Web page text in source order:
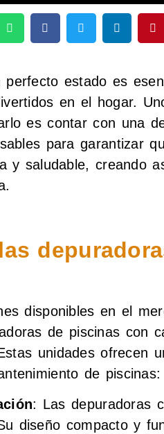
perfecto estado es
en el hogar.
es contar con una
para garantizar
y saludable, creando
disponibles en el
de piscinas con
unidades ofrecen
de piscinas:
: Las depuradoras
diseño compacto y